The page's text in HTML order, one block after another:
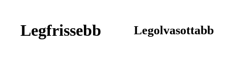
Legfrissebb Legolvasottabb